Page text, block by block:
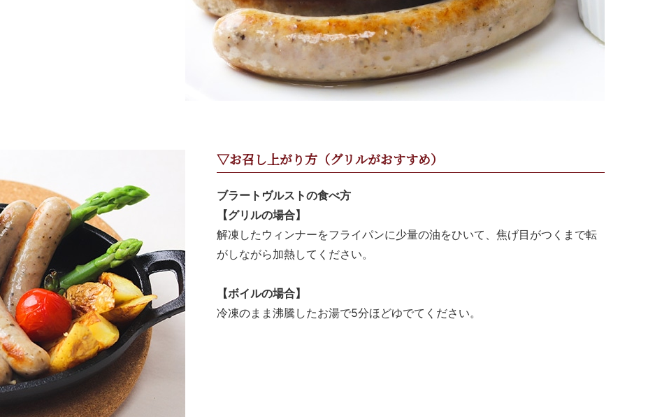
▽お召し上がり方（グリルがおすすめ）
ブラートヴルストの食べ方
【グリルの場合】
解凍したウィンナーをフライパンに少量の油をひいて、焦げ目がつくまで転
がしながら加熱してください。
【ボイルの場合】
冷凍のまま沸騰したお湯で5分ほどゆでてください。